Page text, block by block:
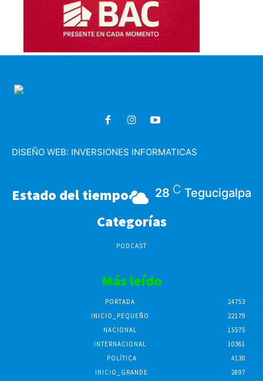
DISEÑO WEB: INVERSIONES INFORMATICAS
Estado del tiempo 28 C Tegucigalpa
Categorías
PODCAST
Más leído
PORTADA
24753
INICIO_PEQUEÑO
22179
NACIONAL
15575
INTERNACIONAL
10361
POLÍTICA
4130
INICIO_GRANDE
2897